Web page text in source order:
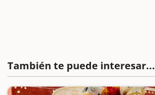
También te puede interesar...